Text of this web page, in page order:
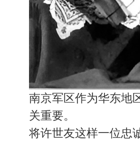
南京军区作为华东地
关重要。
将许世友这样一位忠